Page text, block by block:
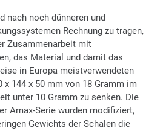
nach noch dünneren und
Rechnung zu tragen,
Zusammenarbeit mit
das Material und damit das
in Europa meistverwendeten
144 x 50 mm von 18 Gramm im
unter 10 Gramm zu senken. Die
Amax-Serie wurden modifiziert,
Gewichts der Schalen die